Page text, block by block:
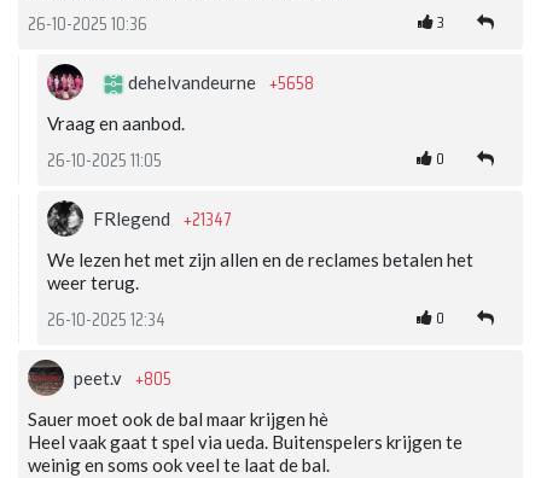
26-10-2025 10:36 3
dehelvandeurne +5658
Vraag en aanbod.
26-10-2025 11:05 0
FRlegend +21347
We lezen het met zijn allen en de reclames betalen het
weer terug.
26-10-2025 12:34 0
peet.v +805
Sauer moet ook de bal maar krijgen hè
Heel vaak gaat t spel via ueda. Buitenspelers krijgen te
weinig en soms ook veel te laat de bal.